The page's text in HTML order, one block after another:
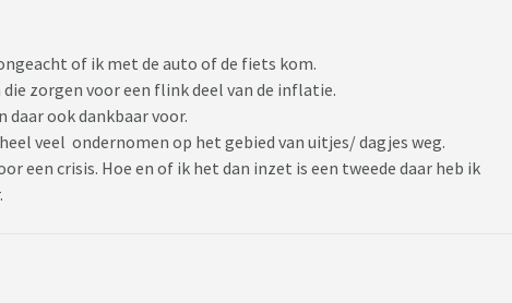
of ik met de auto of de fiets kom.
zorgen voor een flink deel van de inflatie.
ook dankbaar voor.
veel ondernomen op het gebied van uitjes/ dagjes weg.
een crisis. Hoe en of ik het dan inzet is een tweede daar heb ik